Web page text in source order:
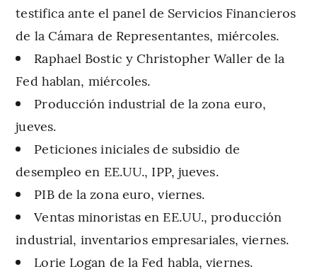
testifica ante el panel de Servicios Financieros
de la Cámara de Representantes, miércoles.
Raphael Bostic y Christopher Waller de la
Fed hablan, miércoles.
Producción industrial de la zona euro,
jueves.
Peticiones iniciales de subsidio de
desempleo en EE.UU., IPP, jueves.
PIB de la zona euro, viernes.
Ventas minoristas en EE.UU., producción
industrial, inventarios empresariales, viernes.
Lorie Logan de la Fed habla, viernes.